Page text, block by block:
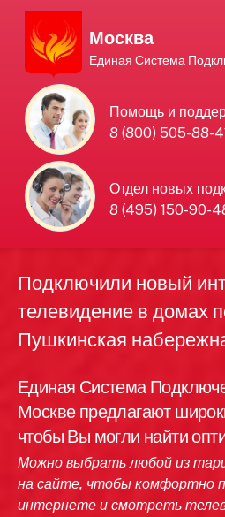
Москва
Единая Система
Помощь и
8 (800) 505-88-
Отдел новых
8 (495) 150-90-
Единая
нового
телевидения
Подключили новый
телевидение в домах
Пушкинская
Единая Система
Москве предлагают
чтобы Вы могли найти
Можно выбрать любой из
на сайте, чтобы комфортно
интернете и смотреть